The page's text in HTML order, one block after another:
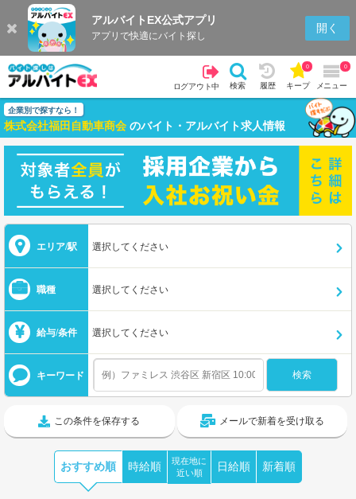
アルバイトEX公式アプリ
アプリで快適にバイト探し
開く
ログアウト中 検索 履歴 キープ
0
メニュー
0
企業別で探すなら！
株式会社福田自動車商会 のバイト・アルバイト求人情報
エリア/駅 選択してください
職種 選択してください
給与/条件 選択してください
キーワード
この条件を保存する メールで新着を受け取る
おすすめ順 時給順
現在地に
近い順
日給順 新着順